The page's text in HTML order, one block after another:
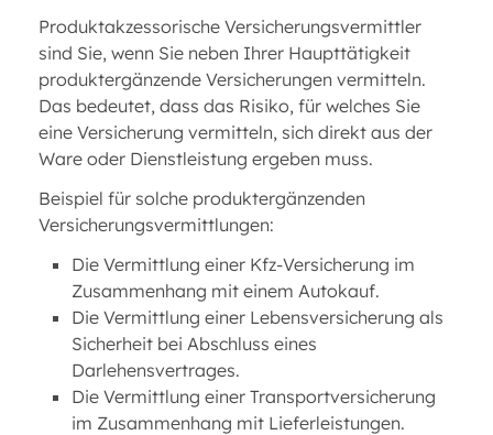
Produktakzessorische Versicherungsvermittler
sind Sie, wenn Sie neben Ihrer Haupttätigkeit
produktergänzende Versicherungen vermitteln.
Das bedeutet, dass das Risiko, für welches Sie
eine Versicherung vermitteln, sich direkt aus der
Ware oder Dienstleistung ergeben muss.
Beispiel für solche produktergänzenden
Versicherungsvermittlungen:
Die Vermittlung einer Kfz-Versicherung im
Zusammenhang mit einem Autokauf.
Die Vermittlung einer Lebensversicherung als
Sicherheit bei Abschluss eines
Darlehensvertrages.
Die Vermittlung einer Transportversicherung
im Zusammenhang mit Lieferleistungen.